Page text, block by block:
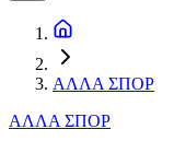
ΑΛΛΑ ΣΠΟΡ
ΑΛΛΑ ΣΠΟΡ